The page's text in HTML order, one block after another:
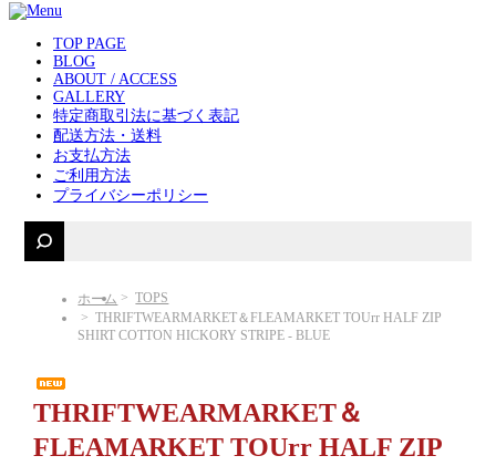
TOP PAGE
BLOG
ABOUT / ACCESS
GALLERY
特定商取引法に基づく表記
配送方法・送料
お支払方法
ご利用方法
プライバシーポリシー
ホーム
TOPS
THRIFTWEARMARKET＆FLEAMARKET TOUrr HALF ZIP
SHIRT COTTON HICKORY STRIPE - BLUE
THRIFTWEARMARKET＆
FLEAMARKET TOUrr HALF ZIP